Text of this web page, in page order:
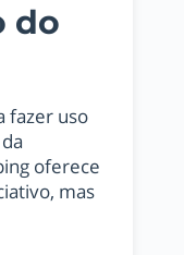
do
fazer uso
oferece
mas